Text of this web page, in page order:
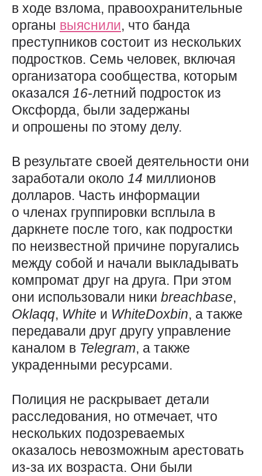
в ходе взлома, правоохранительные
органы выяснили, что банда
преступников состоит из нескольких
подростков. Семь человек, включая
организатора сообщества, которым
оказался 16-летний подросток из
Оксфорда, были задержаны
и опрошены по этому делу.
В результате своей деятельности они
заработали около 14 миллионов
долларов. Часть информации
о членах группировки всплыла в
даркнете после того, как подростки
по неизвестной причине поругались
между собой и начали выкладывать
компромат друг на друга. При этом
они использовали ники breachbase,
Oklaqq, White и WhiteDoxbin, а также
передавали друг другу управление
каналом в Telegram, а также
украденными ресурсами.
Полиция не раскрывает детали
расследования, но отмечает, что
нескольких подозреваемых
оказалось невозможным арестовать
из-за их возраста. Они были